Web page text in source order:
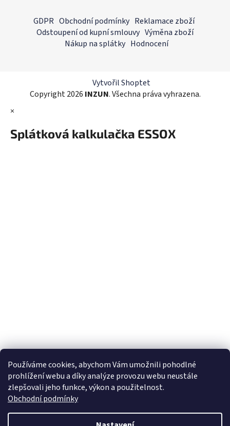
Používáme cookies, abychom Vám umožnili pohodlné
prohlížení webu a díky analýze provozu webu neustále
zlepšovali jeho funkce, výkon a použitelnost.
Obchodní podmínky
d
a
c
r
v
v
ý
GDPR Obchodní podmínky Reklamace zboží
Odstoupení od kupní smlouvy Výměna zboží
Nákup na splátky Hodnocení
Vytvořil Shoptet
Copyright 2026 INZUN. Všechna práva vyhrazena.
×
Splátková kalkulačka ESSOX